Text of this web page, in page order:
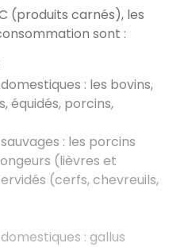
(produits carnés), les
sont :
: les bovins,
équidés, porcins,
: les porcins
(lièvres et
(cerfs, chevreuils,
: gallus